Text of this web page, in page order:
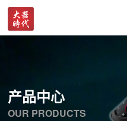
产品中心
OUR PRODUCTS